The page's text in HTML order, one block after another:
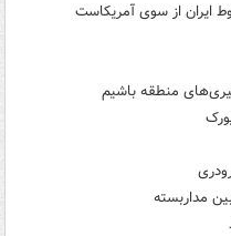
ایران از سوی آمریکاست
منطقه باشیم